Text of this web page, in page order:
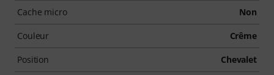
Cache micro Non
Couleur Crême
Position Chevalet